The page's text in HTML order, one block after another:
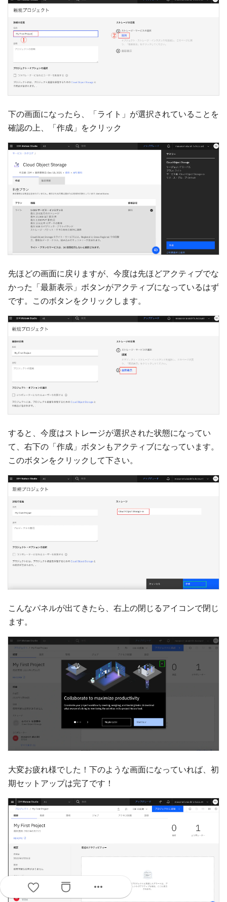
下の画面になったら、「ライト」が選択されていることを
確認の上、「作成」をクリック
先ほどの画面に戻りますが、今度は先ほどアクティブでな
かった「最新表示」ボタンがアクティブになっているはず
です。このボタンをクリックします。
すると、今度はストレージが選択された状態になってい
て、右下の「作成」ボタンもアクティブになっています。
このボタンをクリックして下さい。
こんなパネルが出てきたら、右上の閉じるアイコンで閉じ
ます。
大変お疲れ様でした！下のような画面になっていれば、初
期セットアップは完了です！
more_horiz